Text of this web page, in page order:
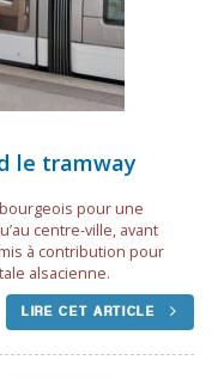
le tramway
pour une
centre-ville, avant
à contribution pour
alsacienne.
LIRE CET ARTICLE